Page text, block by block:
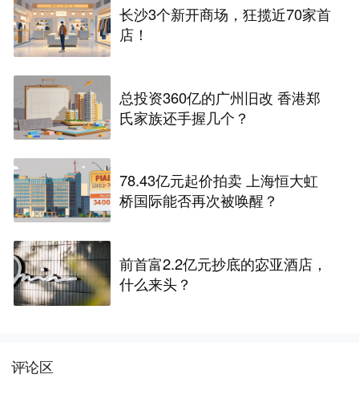
长沙3个新开商场，狂揽近70家首
店！
总投资360亿的广州旧改 香港郑
氏家族还手握几个？
78.43亿元起价拍卖 上海恒大虹
桥国际能否再次被唤醒？
前首富2.2亿元抄底的宓亚酒店，
什么来头？
评论区